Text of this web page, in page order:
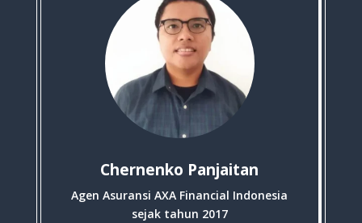
Chernenko Panjaitan
Agen Asuransi AXA Financial Indonesia
sejak tahun 2017